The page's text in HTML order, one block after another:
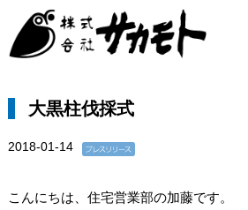
大黒柱伐採式
2018-01-14
こんにちは、住宅営業部の加藤です。